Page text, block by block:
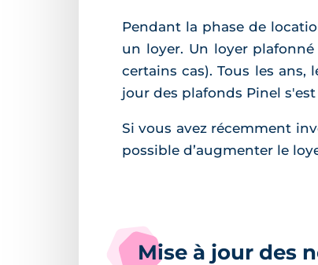
Pendant la phase de
un loyer. Un loyer
certains cas). Tous les
jour des plafonds Pinel s'est
Si vous avez récemment
possible d’augmenter le
Mise à jour des